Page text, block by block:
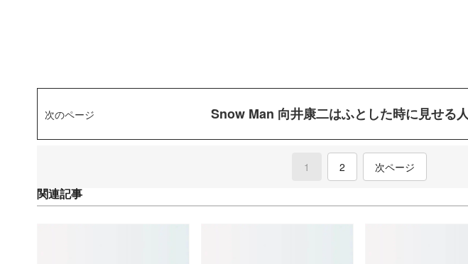
次のページ Snow Man 向井康二はふとした時に見せる
1 (current)
2 次ページ
関連記事